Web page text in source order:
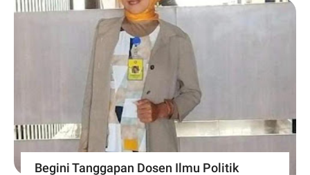
Begini Tanggapan Dosen Ilmu Politik